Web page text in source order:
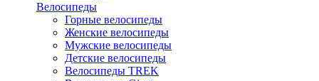
Велосипеды
Горные велосипеды
Женские велосипеды
Мужские велосипеды
Детские велосипеды
Велосипеды TREK